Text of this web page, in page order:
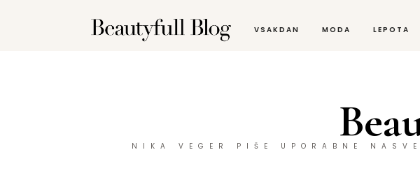
VSAKDAN MODA LEPOTA
NIKA VEGER PIŠE UPORABNE